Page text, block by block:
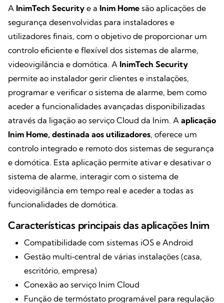
A InimTech Security e a Inim Home são aplicações de
segurança desenvolvidas para instaladores e
utilizadores finais, com o objetivo de proporcionar um
controlo eficiente e flexível dos sistemas de alarme,
videovigilância e domótica. A InimTech Security
permite ao instalador gerir clientes e instalações,
programar e verificar o sistema de alarme, bem como
aceder a funcionalidades avançadas disponibilizadas
através da ligação ao serviço Cloud da Inim. A aplicação
Inim Home, destinada aos utilizadores, oferece um
controlo integrado e remoto dos sistemas de segurança
e domótica. Esta aplicação permite ativar e desativar o
sistema de alarme, interagir com o sistema de
videovigilância em tempo real e aceder a todas as
funcionalidades de domótica.
Características principais das aplicações Inim
Compatibilidade com sistemas iOS e Android
Gestão multi‑central de várias instalações (casa,
escritório, empresa)
Conexão ao serviço Inim Cloud
Função de termóstato programável para regulação